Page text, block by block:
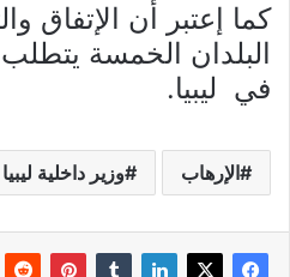
كما إعتبر أن الإتفاق
البلدان الخمسة
في ليبيا.
الإرهاب وزير داخلية